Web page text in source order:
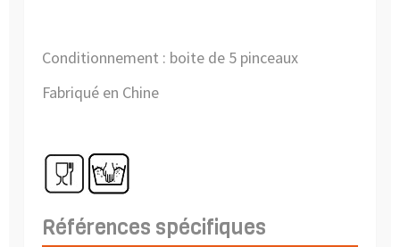
Conditionnement : boite de 5 pinceaux
Fabriqué en Chine
Références spécifiques